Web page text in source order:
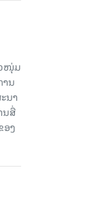
ໜຸ່ມ
ນ
ນາ
ນສື່
ງ